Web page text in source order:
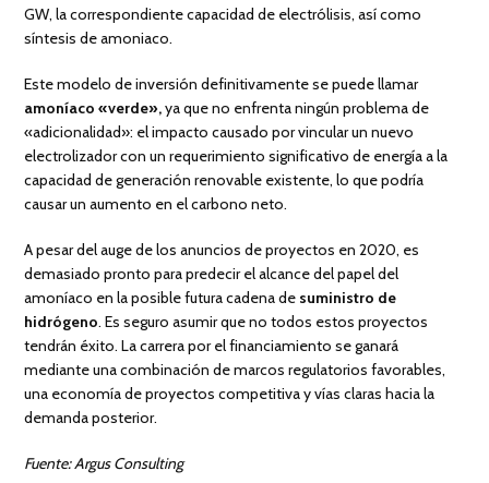
GW, la correspondiente capacidad de electrólisis, así como
síntesis de amoniaco.
Este modelo de inversión definitivamente se puede llamar
amoníaco «verde»,ya que no enfrenta ningún problema de
«adicionalidad»: el impacto causado por vincular un nuevo
electrolizador con un requerimiento significativo de energía a la
capacidad de generación renovable existente, lo que podría
causar un aumento en el carbono neto.
A pesar del auge de los anuncios de proyectos en 2020, es
demasiado pronto para predecir el alcance del papel del
amoníaco en la posible futura cadena de suministro de
hidrógeno. Es seguro asumir que no todos estos proyectos
tendrán éxito. La carrera por el financiamiento se ganará
mediante una combinación de marcos regulatorios favorables,
una economía de proyectos competitiva y vías claras hacia la
demanda posterior.
Fuente: Argus Consulting